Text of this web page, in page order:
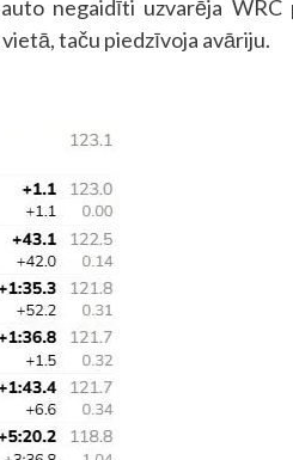
negaidīti uzvarēja WRC
taču piedzīvoja avāriju.